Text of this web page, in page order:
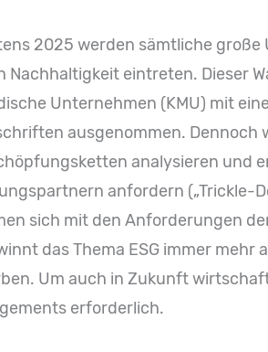
2025 werden sämtliche
Nachhaltigkeit eintreten. Dieser
Unternehmen (KMU) mit
ausgenommen.
analysieren und
anfordern („Trickle-
sich mit den Anforderungen
das Thema ESG immer
Um auch in Zukunft
erforderlich.